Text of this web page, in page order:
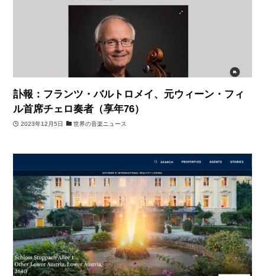
訃報：フランツ・バルトロメイ、元ウィーン・フィ
ル首席チェロ奏者（享年76）
2023年12月5日 世界の音楽ニュース